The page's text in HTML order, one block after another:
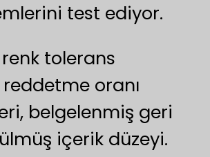
test ediyor.
renk tolerans
reddetme oranı
belgelenmiş geri
içerik düzeyi.